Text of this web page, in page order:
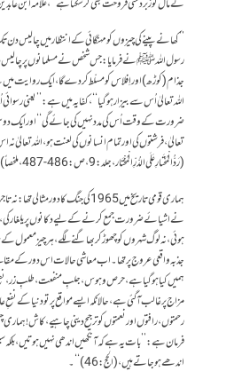
کے مال کو زبردستی فروخت بھی کرسکتا ہے‘‘،علامہ ابن
’’کھانے پینے کی چیزوں کو مہنگائی کے انتظار میں چالیس دن
رسول اللہ ﷺنے فرمایا: جس شخص نے مسلمانوں پرچالیس دن
جذام (کوڑھ )اور اِفلاس کو مسلّط کردے گا، ایک روایت میں
اللہ تعالیٰ اُس سے بیزار ہوگیا ‘‘، کفایہ میں ہے:’’یعنی
ضرورت کے وقت اُس کی مدد نہیں کی جائے گی‘‘ اور ایک
تعالیٰ ،فرشتوں کی اور تمام انسانوں کی لعنت ہو ، اللہ تعالیٰ
(رَدُّالْمُحْتَارِ عَلَی الدُّرِّالْمُخْتَار ،جلد:9،ص:486-487، ملخصاً)‘‘۔
ہماری قومی تاریخ میں 1965کی جنگ کا
نے اشیائے ضرورت جمع کرنے کے لیے دکانوں پر یلغار کی
ہوئی ، نہ لوگ شہروں کو چھوڑ کر بھاگنے لگے ،ہرچیز معمول
جذبہ واقعی عروج پر تھا۔ اب معاشی حالات اس دورکے
ہمیں کیا ہوگیا ہے ، حرص وہوس ، جلبِ منفعت ، طلبِ زر
مزاج پر غالب آگئی ہے ،حالانکہ ایسے مواقع پر تو دنیا کے
رحمتوں ،رافتوں اور نعمتوں کو ترجیح دینی چاہیے ،
فرمان ہے:’’بات یہ ہے کہ آنکھیں اندھی نہیں ہوتیں،
اندھے ہوجاتے ہیں ، (الحج:46)‘‘۔